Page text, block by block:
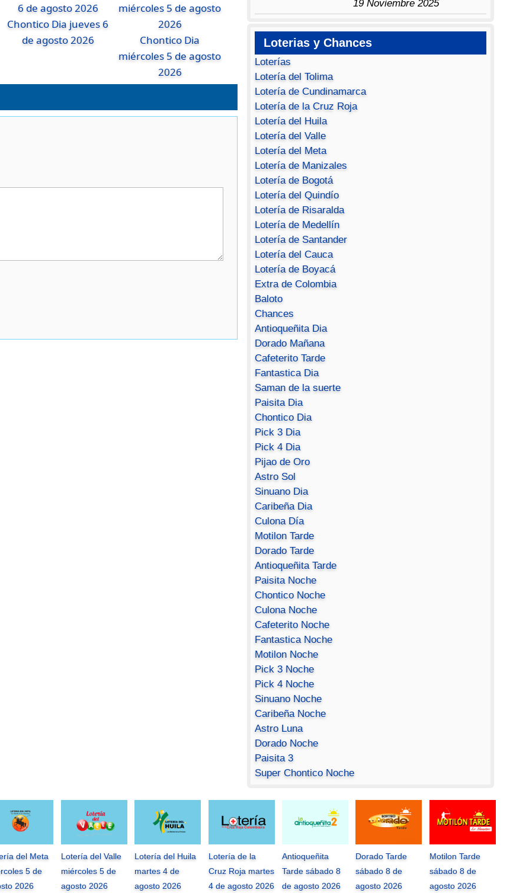
Chontico Dia jueves 6
de agosto 2026
Chontico Dia
miércoles 5 de agosto
2026
19 Noviembre 2025
Loterias y Chances
Loterías
Lotería del Tolima
Lotería de Cundinamarca
Lotería de la Cruz Roja
Lotería del Huila
Lotería del Valle
Lotería del Meta
Lotería de Manizales
Lotería de Bogotá
Lotería del Quindío
Lotería de Risaralda
Lotería de Medellín
Lotería de Santander
Lotería del Cauca
Lotería de Boyacá
Extra de Colombia
Baloto
Chances
Antioqueñita Dia
Dorado Mañana
Cafeterito Tarde
Fantastica Dia
Saman de la suerte
Paisita Dia
Chontico Dia
Pick 3 Dia
Pick 4 Dia
Pijao de Oro
Astro Sol
Sinuano Dia
Caribeña Dia
Culona Día
Motilon Tarde
Dorado Tarde
Antioqueñita Tarde
Paisita Noche
Chontico Noche
Culona Noche
Cafeterito Noche
Fantastica Noche
Motilon Noche
Pick 3 Noche
Pick 4 Noche
Sinuano Noche
Caribeña Noche
Astro Luna
Dorado Noche
Paisita 3
Super Chontico Noche
del Meta
5 de
2026
Lotería del Valle
miércoles 5 de
agosto 2026
Lotería del Huila
martes 4 de
agosto 2026
Lotería de la
Cruz Roja martes
4 de agosto 2026
Antioqueñita
Tarde sábado 8
de agosto 2026
Dorado Tarde
sábado 8 de
agosto 2026
Motilon Tarde
sábado 8 de
agosto 2026